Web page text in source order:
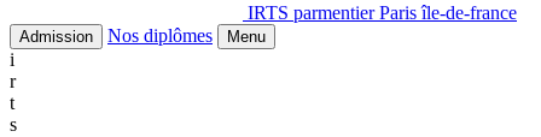
IRTS parmentier Paris île-de-france
Admission Nos diplômes Menu
i
r
t
s